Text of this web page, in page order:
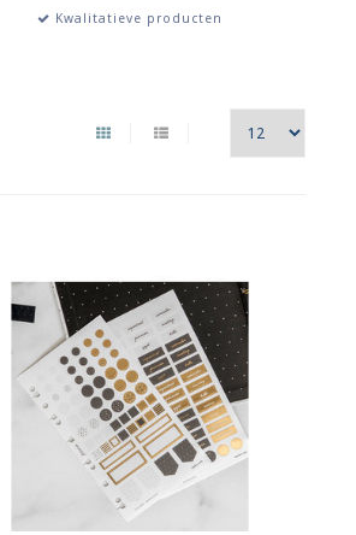
Kwalitatieve producten